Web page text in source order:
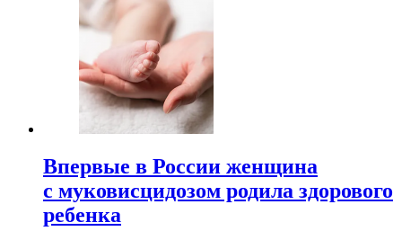
Впервые в России женщина
с муковисцидозом родила здорового
ребенка